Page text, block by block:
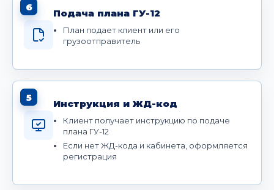
6
Подача плана ГУ-12
План подает клиент или его
грузоотправитель
5
Инструкция и ЖД-код
Клиент получает инструкцию по подаче
плана ГУ-12
Если нет ЖД-кода и кабинета, оформляется
регистрация